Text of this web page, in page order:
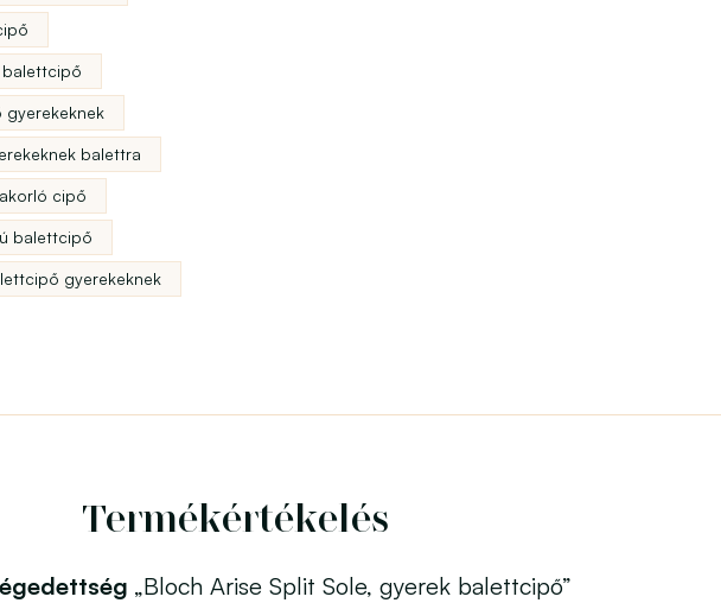
balettcipő
balettra
cipő
balettcipő
gyerekeknek
Termékértékelés
„Bloch Arise Split Sole, gyerek balettcipő”